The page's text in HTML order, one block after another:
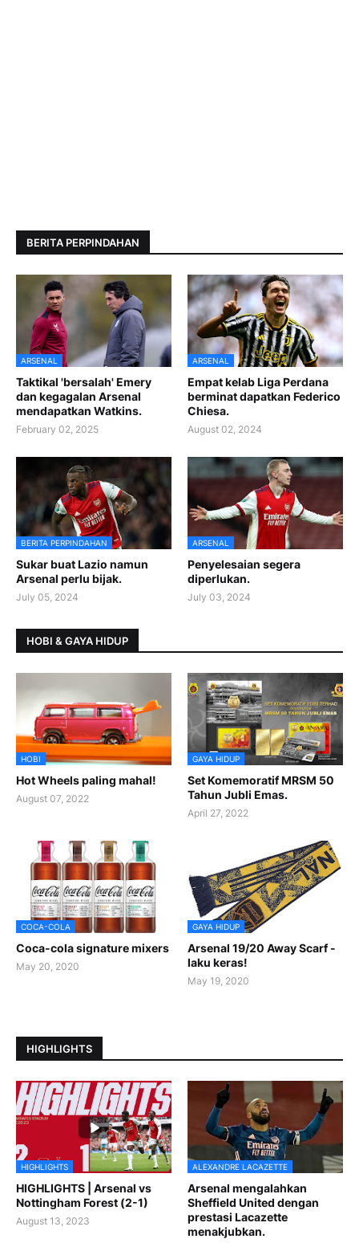
BERITA PERPINDAHAN
ARSENAL
Taktikal 'bersalah' Emery
dan kegagalan Arsenal
mendapatkan Watkins.
February 02, 2025
ARSENAL
Empat kelab Liga Perdana
berminat dapatkan Federico
Chiesa.
August 02, 2024
BERITA PERPINDAHAN
Sukar buat Lazio namun
Arsenal perlu bijak.
July 05, 2024
ARSENAL
Penyelesaian segera
diperlukan.
July 03, 2024
HOBI & GAYA HIDUP
HOBI
Hot Wheels paling mahal!
August 07, 2022
GAYA HIDUP
Set Komemoratif MRSM 50
Tahun Jubli Emas.
April 27, 2022
COCA-COLA
Coca-cola signature mixers
May 20, 2020
GAYA HIDUP
Arsenal 19/20 Away Scarf -
laku keras!
May 19, 2020
HIGHLIGHTS
HIGHLIGHTS
HIGHLIGHTS | Arsenal vs
Nottingham Forest (2-1)
August 13, 2023
ALEXANDRE LACAZETTE
Arsenal mengalahkan
Sheffield United dengan
prestasi Lacazette
menakjubkan.